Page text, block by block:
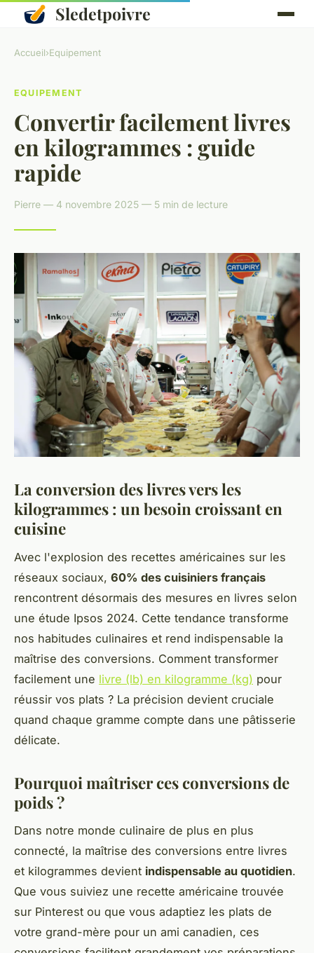
Sledetpoivre
Accueil›Equipement
EQUIPEMENT
Convertir facilement livres
en kilogrammes : guide
rapide
Pierre — 4 novembre 2025 — 5 min de lecture
La conversion des livres vers les
kilogrammes : un besoin croissant en
cuisine
Avec l'explosion des recettes américaines sur les
réseaux sociaux, 60% des cuisiniers français
rencontrent désormais des mesures en livres selon
une étude Ipsos 2024. Cette tendance transforme
nos habitudes culinaires et rend indispensable la
maîtrise des conversions. Comment transformer
facilement une livre (lb) en kilogramme (kg) pour
réussir vos plats ? La précision devient cruciale
quand chaque gramme compte dans une pâtisserie
délicate.
Pourquoi maîtriser ces conversions de
poids ?
Dans notre monde culinaire de plus en plus
connecté, la maîtrise des conversions entre livres
et kilogrammes devient indispensable au quotidien.
Que vous suiviez une recette américaine trouvée
sur Pinterest ou que vous adaptiez les plats de
votre grand-mère pour un ami canadien, ces